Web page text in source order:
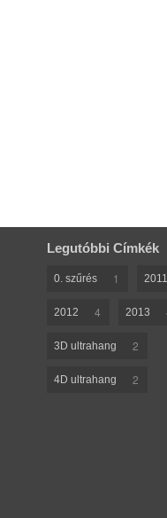
Legutóbbi Címkék
0. szűrés 1 2011
2012 4 2013
3D ultrahang 2
4D ultrahang 2